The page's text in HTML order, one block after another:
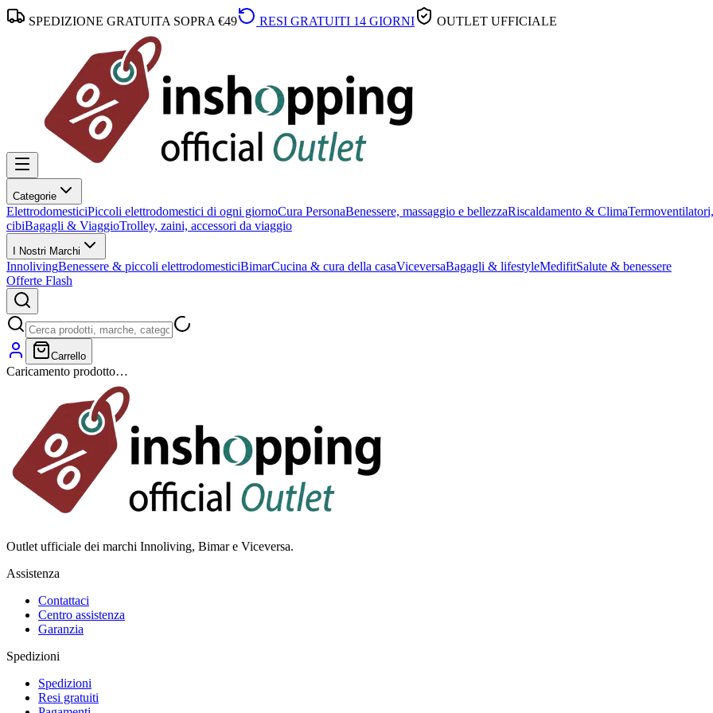
SPEDIZIONE GRATUITA SOPRA €49 RESI GRATUITI 14 GIORNI OUTLET UFFICIALE
Categorie
ElettrodomesticiPiccoli elettrodomestici di ogni giornoCura PersonaBenessere, massaggio e bellezzaRiscaldamento & Clima
cibiBagagli & ViaggioTrolley, zaini, accessori da viaggio
I Nostri Marchi
InnolivingBenessere & piccoli elettrodomesticiBimarCucina & cura della casaViceversaBagagli & lifestyleMedifitSalute & benessere
Offerte Flash
Carrello
Caricamento prodotto…
Outlet ufficiale dei marchi Innoliving, Bimar e Viceversa.
Assistenza
Contattaci
Centro assistenza
Garanzia
Spedizioni
Spedizioni
Resi gratuiti